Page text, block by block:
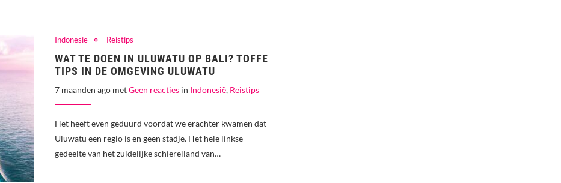
Indonesië Reistips
WAT TE DOEN IN ULUWATU OP BALI? TOFFE
TIPS IN DE OMGEVING ULUWATU
7 maanden ago metGeen reacties in Indonesië, Reistips
Het heeft even geduurd voordat we erachter kwamen dat
Uluwatu een regio is en geen stadje. Het hele linkse
gedeelte van het zuidelijke schiereiland van…